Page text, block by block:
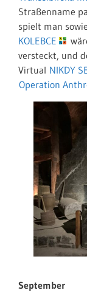
Straßenname
spielt man
KOLEBCE
versteckt, und
Virtual NIKDY
Operation
September